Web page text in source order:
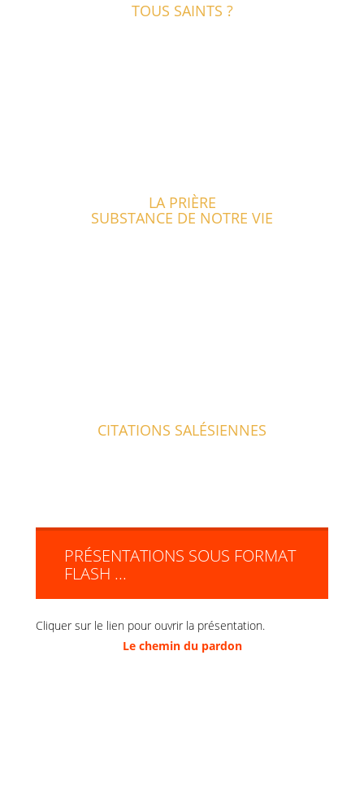
TOUS SAINTS ?
LA PRIÈRE
SUBSTANCE DE NOTRE VIE
CITATIONS SALÉSIENNES
PRÉSENTATIONS SOUS FORMAT
FLASH ...
Cliquer sur le lien pour ouvrir la présentation.
Le chemin du pardon